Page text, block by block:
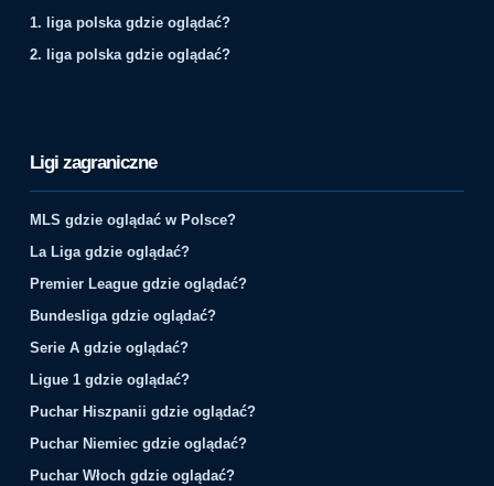
1. liga polska gdzie oglądać?
2. liga polska gdzie oglądać?
Ligi zagraniczne
MLS gdzie oglądać w Polsce?
La Liga gdzie oglądać?
Premier League gdzie oglądać?
Bundesliga gdzie oglądać?
Serie A gdzie oglądać?
Ligue 1 gdzie oglądać?
Puchar Hiszpanii gdzie oglądać?
Puchar Niemiec gdzie oglądać?
Puchar Włoch gdzie oglądać?